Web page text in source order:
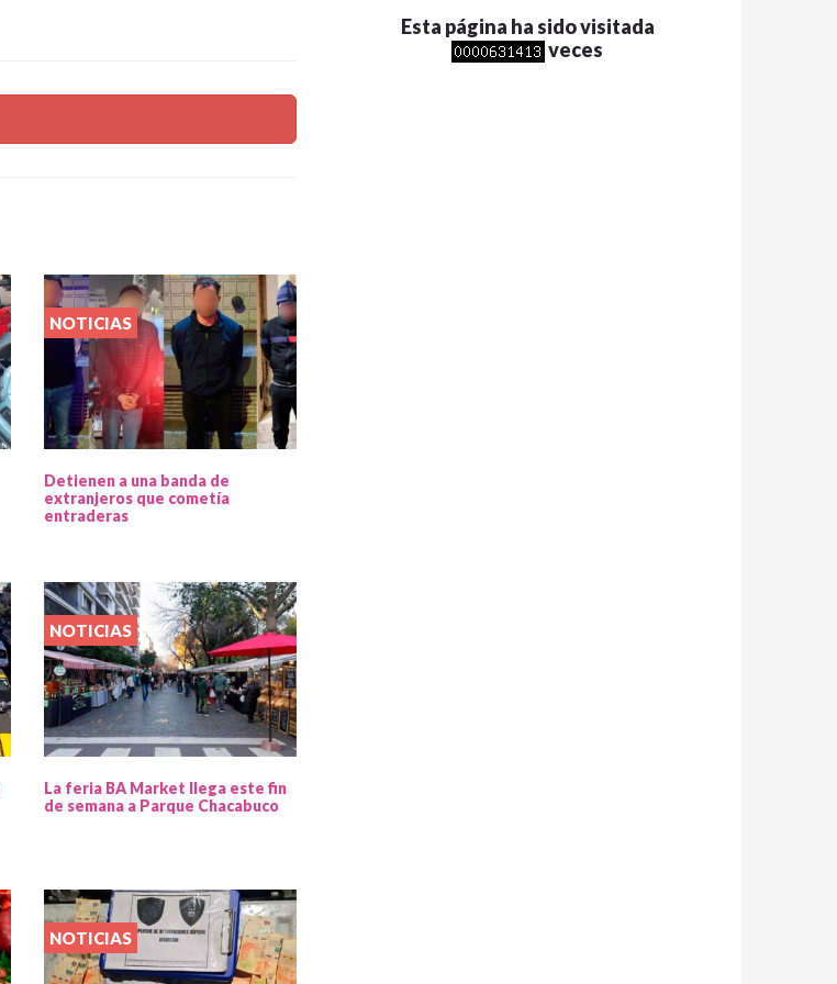
NOTICIAS
Detienen a una banda de
extranjeros que cometía
entraderas
NOTICIAS
La feria BA Market llega este fin
de semana a Parque Chacabuco
NOTICIAS
Esta página ha sido visitada
veces